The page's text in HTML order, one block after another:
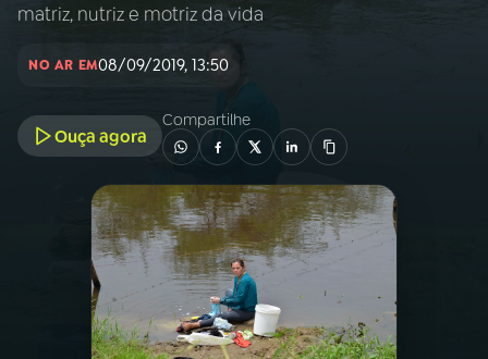
AO VIVO
PROGRAMAÇÃO
PROGRAMAS
matriz, nutriz e motriz da vida
NO AR EM08/09/2019, 13:50
Ouça agora
Compartilhe